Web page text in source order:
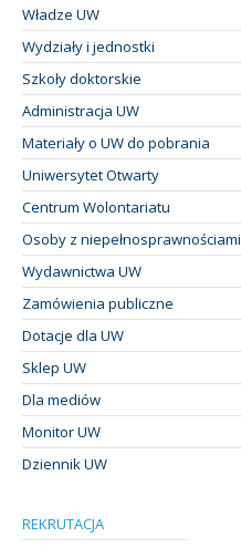
Władze UW
Wydziały i jednostki
Szkoły doktorskie
Administracja UW
Materiały o UW do pobrania
Uniwersytet Otwarty
Centrum Wolontariatu
Osoby z niepełnosprawnościami
Wydawnictwa UW
Zamówienia publiczne
Dotacje dla UW
Sklep UW
Dla mediów
Monitor UW
Dziennik UW
REKRUTACJA